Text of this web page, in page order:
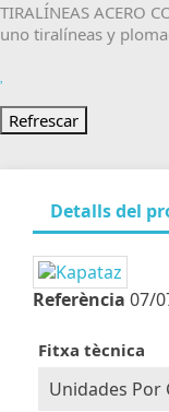
TIRALÍNEAS ACERO
uno tiralíneas y
Detalls del
Referència 07/
Fitxa tècnica
Unidades Por